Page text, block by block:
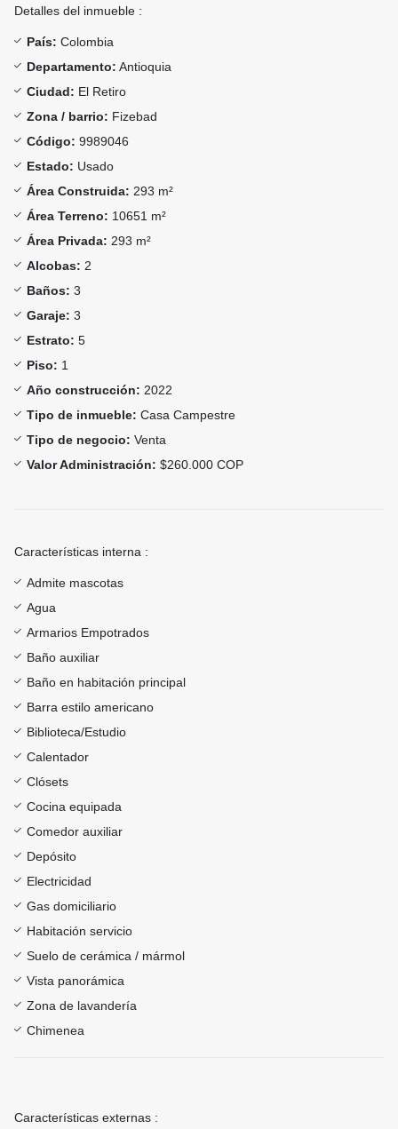
Detalles del inmueble :
País: Colombia
Departamento: Antioquia
Ciudad: El Retiro
Zona / barrio: Fizebad
Código: 9989046
Estado: Usado
Área Construida: 293 m²
Área Terreno: 10651 m²
Área Privada: 293 m²
Alcobas: 2
Baños: 3
Garaje: 3
Estrato: 5
Piso: 1
Año construcción: 2022
Tipo de inmueble: Casa Campestre
Tipo de negocio: Venta
Valor Administración: $260.000 COP
Características interna :
Admite mascotas
Agua
Armarios Empotrados
Baño auxiliar
Baño en habitación principal
Barra estilo americano
Biblioteca/Estudio
Calentador
Clósets
Cocina equipada
Comedor auxiliar
Depósito
Electricidad
Gas domiciliario
Habitación servicio
Suelo de cerámica / mármol
Vista panorámica
Zona de lavandería
Chimenea
Características externas :